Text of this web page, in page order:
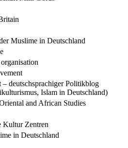
Muslime in Deutschland
deutschsprachiger Politikblog
Islam in Deutschland)
and African Studies
Kultur Zentren
in Deutschland